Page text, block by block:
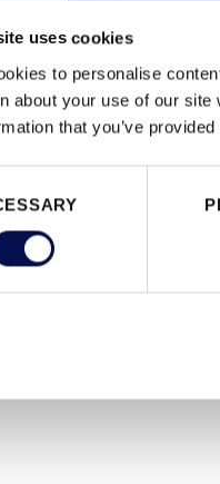
uses cookies
to personalise
about your use of our
that you’ve